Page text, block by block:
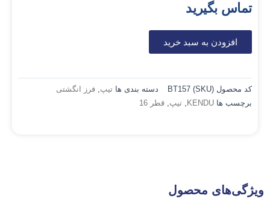
تماس بگیرید
افزودن به سبد خرید
کد محصول (SKU) BT157 دسته بندی ها تیپ, فرز انگشتی
برچسب ها KENDU
, تیپ, قطر 16
ویژگی‌های محصول